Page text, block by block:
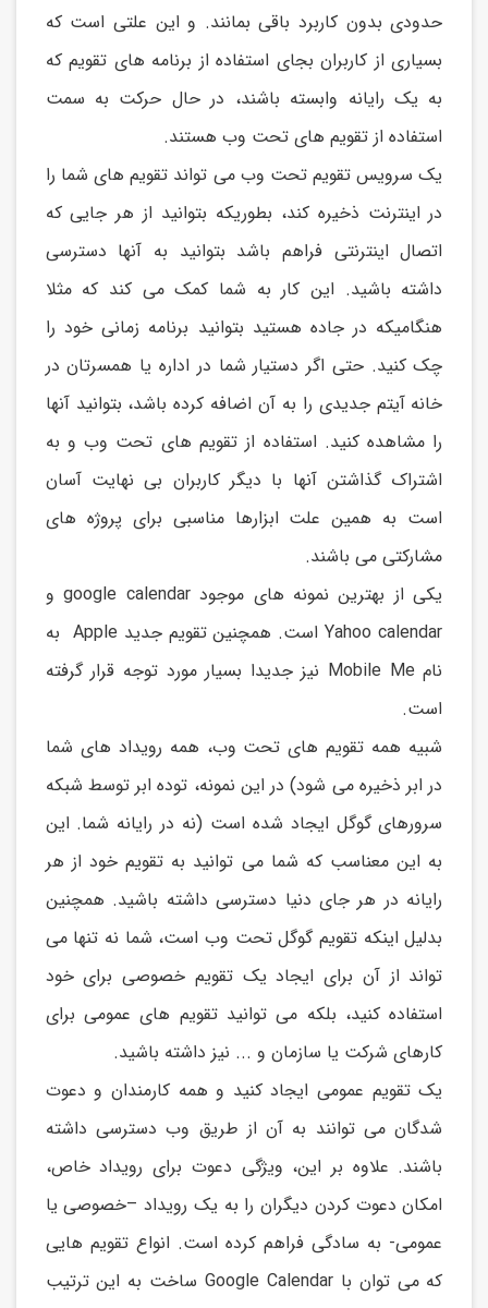
حدودی بدون کاربرد باقی بمانند. و اين علتی است که
بسیاری از کاربران بجای استفاده از برنامه های تقويم که
به يک رايانه وابسته باشند، در حال حرکت به سمت
استفاده از تقويم های تحت وب هستند.
يک سرويس تقويم تحت وب می تواند تقويم های شما را
در اينترنت ذخیره کند، بطوريکه بتوانید از هر جايی که
اتصال اينترنتی فراهم باشد بتوانید به آنها دسترسی
داشته باشید. اين کار به شما کمک می کند که مثلا
هنگامیکه در جاده هستید بتوانید برنامه زمانی خود را
چک کنید. حتی اگر دستیار شما در اداره يا همسرتان در
خانه آيتم جديدی را به آن اضافه کرده باشد، بتوانید آنها
را مشاهده کنید. استفاده از تقويم های تحت وب و به
اشتراک گذاشتن آنها با ديگر کاربران بی نهايت آسان
است به همین علت ابزارها مناسبی برای پروژه های
مشارکتی می باشند.
يکی از بهترين نمونه های موجود google calendar و
Yahoo calendar است. همچنین تقویم جدید Apple به
نام Mobile Me نیز جدیدا بسیار مورد توجه قرار گرفته
است.
شبیه همه تقويم های تحت وب، همه رويداد های شما
در ابر ذخیره می شود) در اين نمونه، توده ابر توسط شبکه
سرورهای گوگل ايجاد شده است (نه در رايانه شما. اين
به اين معناسب که شما می توانید به تقويم خود از هر
رايانه در هر جای دنیا دسترسی داشته باشید. همچنین
بدلیل اينکه تقويم گوگل تحت وب است، شما نه تنها می
تواند از آن برای ايجاد يک تقويم خصوصی برای خود
استفاده کنید، بلکه می توانید تقويم های عمومی برای
کارهای شرکت يا سازمان و ... نیز داشته باشید.
يک تقويم عمومی ايجاد کنید و همه کارمندان و دعوت
شدگان می توانند به آن از طريق وب دسترسی داشته
باشند. علاوه بر اين، ويژگی دعوت برای رويداد خاص،
امکان دعوت کردن ديگران را به يک رويداد –خصوصی يا
عمومی- به سادگی فراهم کرده است. انواع تقويم هايی
که می توان با Google Calendar ساخت به اين ترتیب